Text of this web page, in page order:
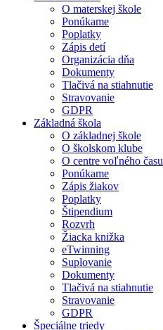
O materskej škole
Ponúkame
Poplatky
Zápis detí
Organizácia dňa
Dokumenty
Tlačivá na stiahnutie
Stravovanie
GDPR
Základná škola
O základnej škole
O školskom klube
O centre voľného času
Ponúkame
Zápis žiakov
Poplatky
Štipendium
Rozvrh
Žiacka knižka
eTwinning
Suplovanie
Dokumenty
Tlačivá na stiahnutie
Stravovanie
GDPR
Špeciálne triedy